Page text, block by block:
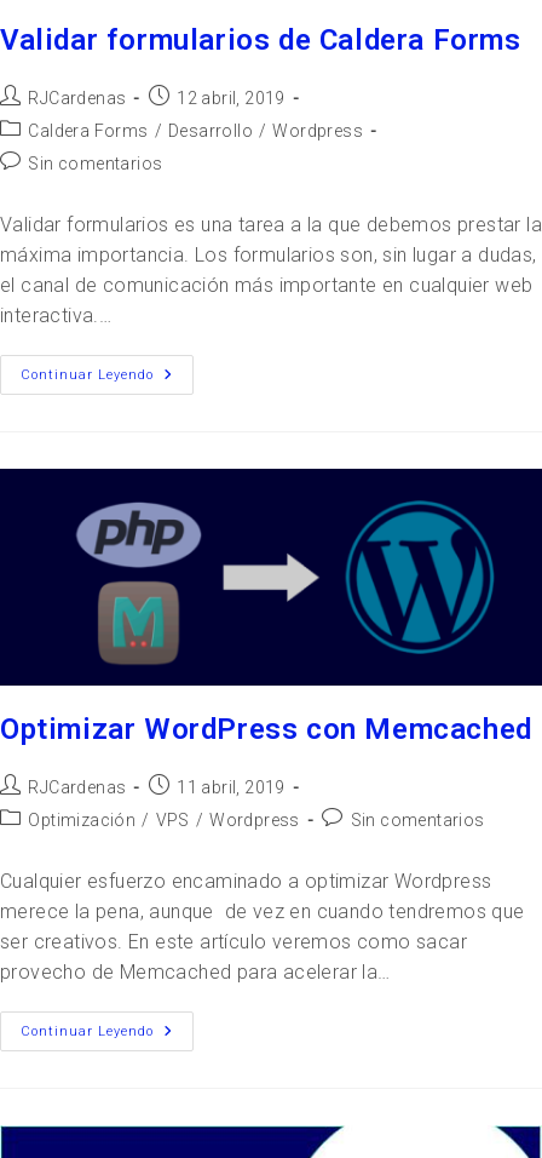
Validar formularios de Caldera Forms
RJCardenas
12 abril, 2019
Caldera Forms / Desarrollo / Wordpress
Sin comentarios
Validar formularios es una tarea a la que debemos prestar la
máxima importancia. Los formularios son, sin lugar a dudas,
el canal de comunicación más importante en cualquier web
interactiva.…
Continuar Leyendo
Optimizar WordPress con Memcached
RJCardenas
11 abril, 2019
Optimización / VPS / Wordpress Sin comentarios
Cualquier esfuerzo encaminado a optimizar Wordpress
merece la pena, aunque de vez en cuando tendremos que
ser creativos. En este artículo veremos como sacar
provecho de Memcached para acelerar la…
Continuar Leyendo